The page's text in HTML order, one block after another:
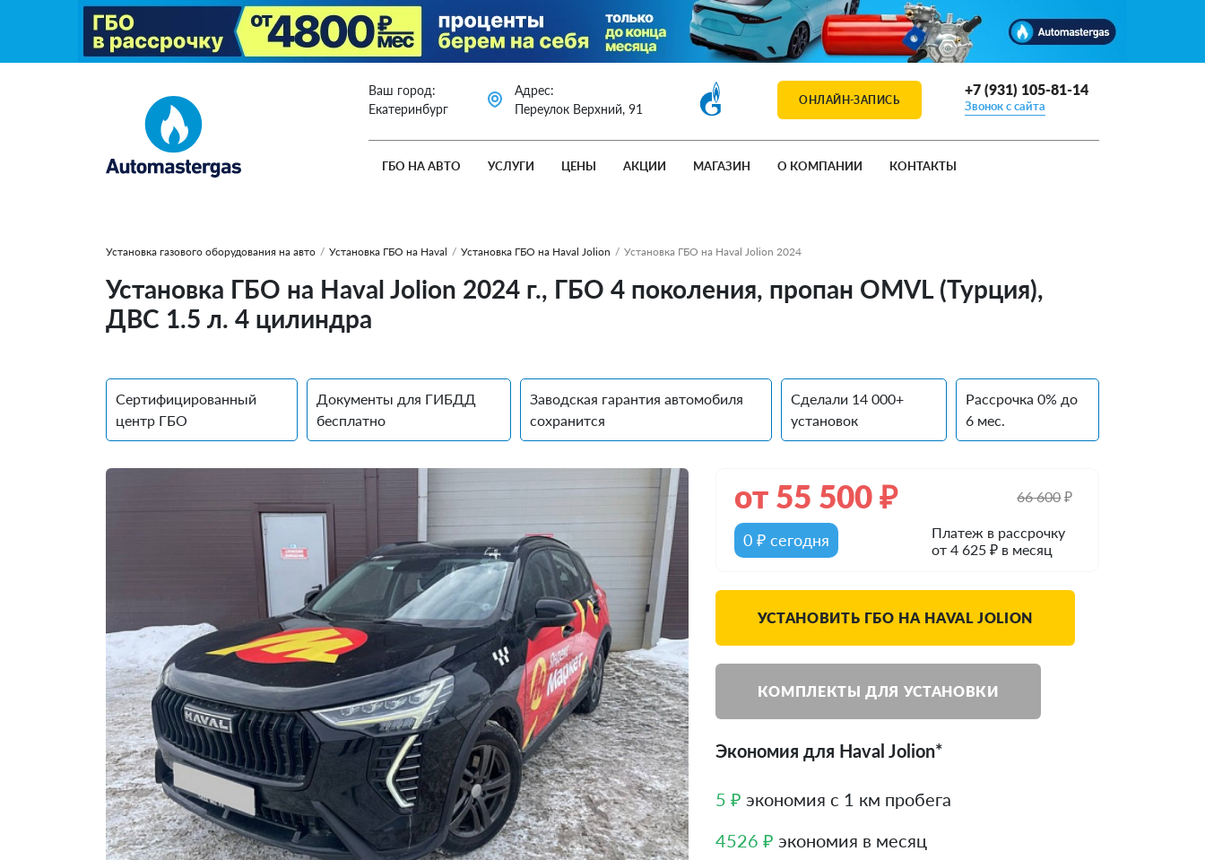
Ваш город:
Екатеринбург
Адрес:
Переулок Верхний, 91
ОНЛАЙН-ЗАПИСЬ
+7 (931) 105-81-14
Звонок с сайта
ГБО НА АВТО УСЛУГИ ЦЕНЫ АКЦИИ МАГАЗИН О КОМПАНИИ КОНТАКТЫ
Установка газового оборудования на авто / Установка ГБО на Haval / Установка ГБО на Haval Jolion / Установка ГБО на Haval Jolion 2024
Установка ГБО на Haval Jolion 2024 г., ГБО 4 поколения, пропан OMVL (Турция),
ДВС 1.5 л. 4 цилиндра
Сертифицированный
центр ГБО
Документы для ГИБДД
бесплатно
Заводская гарантия автомобиля
сохранится
Сделали 14 000+
установок
Рассрочка 0% до
6 мес.
от 55 500₽ 66 600₽
0 ₽ сегодня
Платеж в рассрочку
от 4 625 ₽ в месяц
УСТАНОВИТЬ ГБО НА HAVAL JOLION
КОМПЛЕКТЫ ДЛЯ УСТАНОВКИ
Экономия для Haval Jolion*
5 ₽ экономия с 1 км пробега
4526 ₽ экономия в месяц